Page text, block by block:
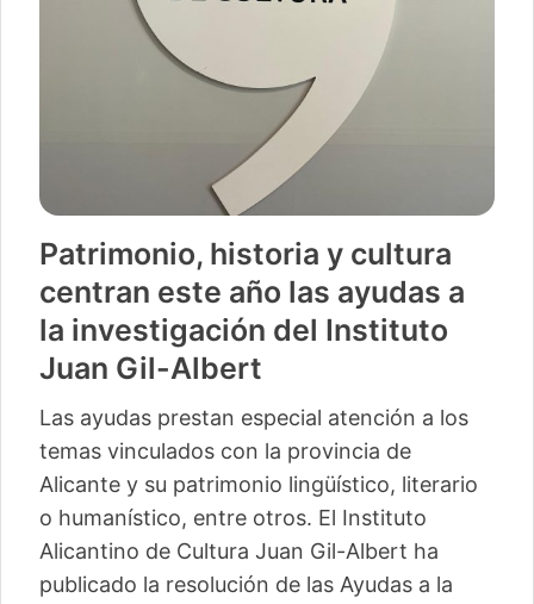
Patrimonio, historia y cultura
centran este año las ayudas a
la investigación del Instituto
Juan Gil-Albert
Las ayudas prestan especial atención a los
temas vinculados con la provincia de
Alicante y su patrimonio lingüístico, literario
o humanístico, entre otros. El Instituto
Alicantino de Cultura Juan Gil-Albert ha
publicado la resolución de las Ayudas a la